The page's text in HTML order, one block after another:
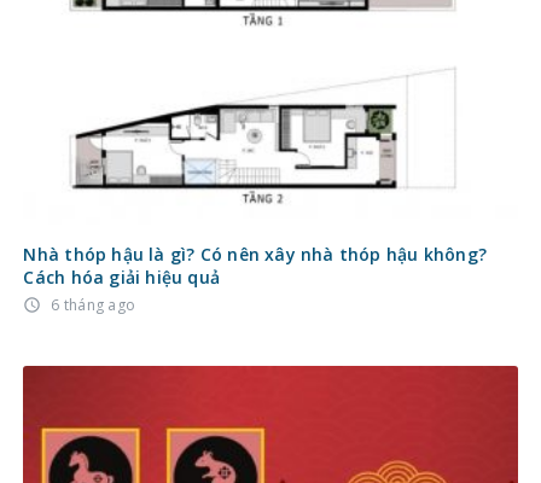
Nhà thóp hậu là gì? Có nên xây nhà thóp hậu không?
Cách hóa giải hiệu quả
access_time 6 tháng ago